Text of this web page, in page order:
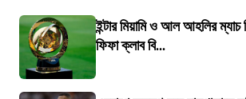
ইন্টার মিয়ামি ও আল আহলির ম্যাচ
ফিফা ক্লাব বি...